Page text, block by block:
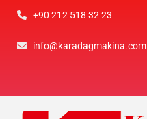
+90 212 518 32 23
info@karadagmakina.com